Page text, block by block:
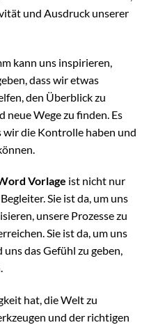
und Ausdruck unserer
kann uns inspirieren,
dass wir etwas
den Überblick zu
neue Wege zu finden. Es
wir die Kontrolle haben und
Vorlage ist nicht nur
Sie ist da, um uns
unsere Prozesse zu
Sie ist da, um uns
das Gefühl zu geben,
hat, die Welt zu
und der richtigen